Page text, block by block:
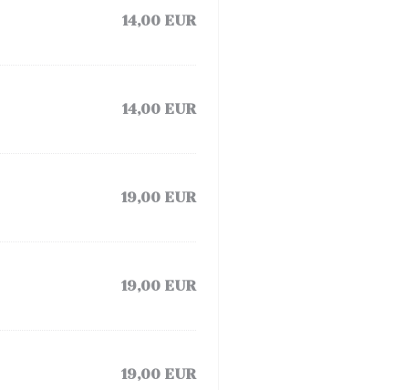
14,00 EUR
14,00 EUR
19,00 EUR
19,00 EUR
19,00 EUR